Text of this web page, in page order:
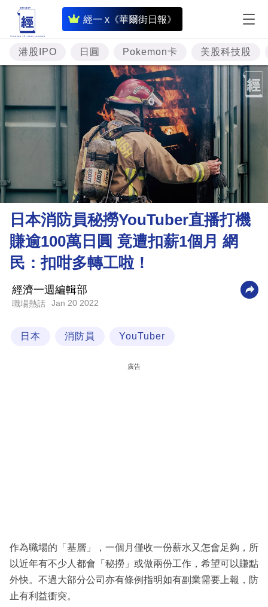
經一 x《華爾街日報》
即
時
財
經
投
資
樓
市
理
財
商
業
科
技
場
港股IPO 日圓 Pokemon卡 美股科技股
日本消防員秘撈YouTuber直播打機
賺逾100萬日圓 竟遭扣薪1個月 網
民：扣咁多轉工啦！
經濟一週編輯部
職場熱話 Jan 20 2022
日本 消防員 YouTuber
廣告
作為職場的「基層」，一個月僅收一份薪水又怎會足夠，所
以近年有不少人都會「秘撈」或做兩份工作，希望可以賺點
外快。不過大部分公司亦有條例指明如有副業需要上報，防
止有利益衝突。